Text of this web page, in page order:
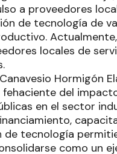
a proveedores
de tecnología de
locales de
Hormigón
del
en el sector
de tecnología
como un